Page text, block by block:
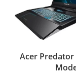
Acer Predator